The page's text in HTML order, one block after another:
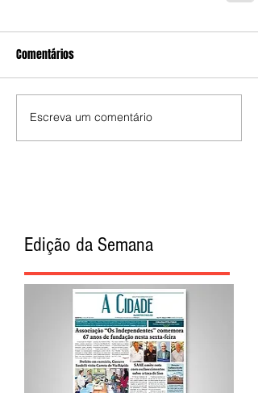
Comentários
Escreva um comentário
Edição da Semana